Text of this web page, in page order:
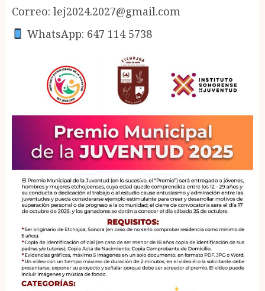
Correo: lej2024.2027@gmail.com
WhatsApp: 647 114 5738